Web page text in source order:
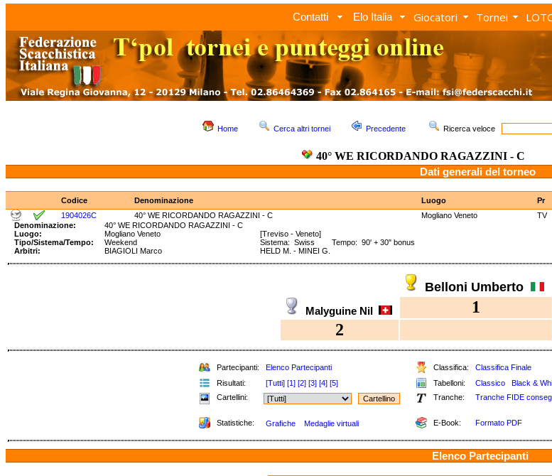
Contatti Elo Italia Giocatori Tornei
Home Cerca altri tornei Precedente Ricerca veloce
40° WE RICORDANDO RAGAZZINI - C
Dati generali del torneo
Codice Denominazione Luogo Pr
1904026C
40° WE RICORDANDO RAGAZZINI - C Mogliano Veneto TV
Denominazione:
40° WE RICORDANDO RAGAZZINI - C
Luogo:
Mogliano Veneto
[Treviso - Veneto]
Tipo/Sistema/Tempo:
Weekend
Sistema: Swiss Tempo: 90' + 30" bonus
Arbitri:
BIAGIOLI Marco HELD M. - MINEI G.
Belloni Umberto
Malyguine Nil 1
2
Partecipanti: Elenco Partecipanti Classifica: Classifica Finale
Risultati:
[Tutti] [1] [2] [3] [4] [5] Tabelloni: Classico Black &
Cartellini:
Tranche: Tranche FIDE
Statistiche: Grafiche Medaglie virtuali E-Book: Formato PDF
Elenco Partecipanti